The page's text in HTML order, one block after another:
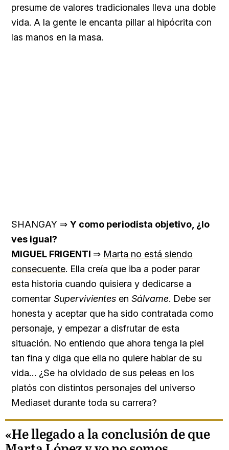
presume de valores tradicionales lleva una doble
vida. A la gente le encanta pillar al hipócrita con
las manos en la masa.
SHANGAY ⇒ Y como periodista objetivo, ¿lo
ves igual?
MIGUEL FRIGENTI ⇒ Marta no está siendo
consecuente. Ella creía que iba a poder parar
esta historia cuando quisiera y dedicarse a
comentar Supervivientes en Sálvame. Debe ser
honesta y aceptar que ha sido contratada como
personaje, y empezar a disfrutar de esta
situación. No entiendo que ahora tenga la piel
tan fina y diga que ella no quiere hablar de su
vida… ¿Se ha olvidado de sus peleas en los
platós con distintos personajes del universo
Mediaset durante toda su carrera?
«He llegado a la conclusión de que